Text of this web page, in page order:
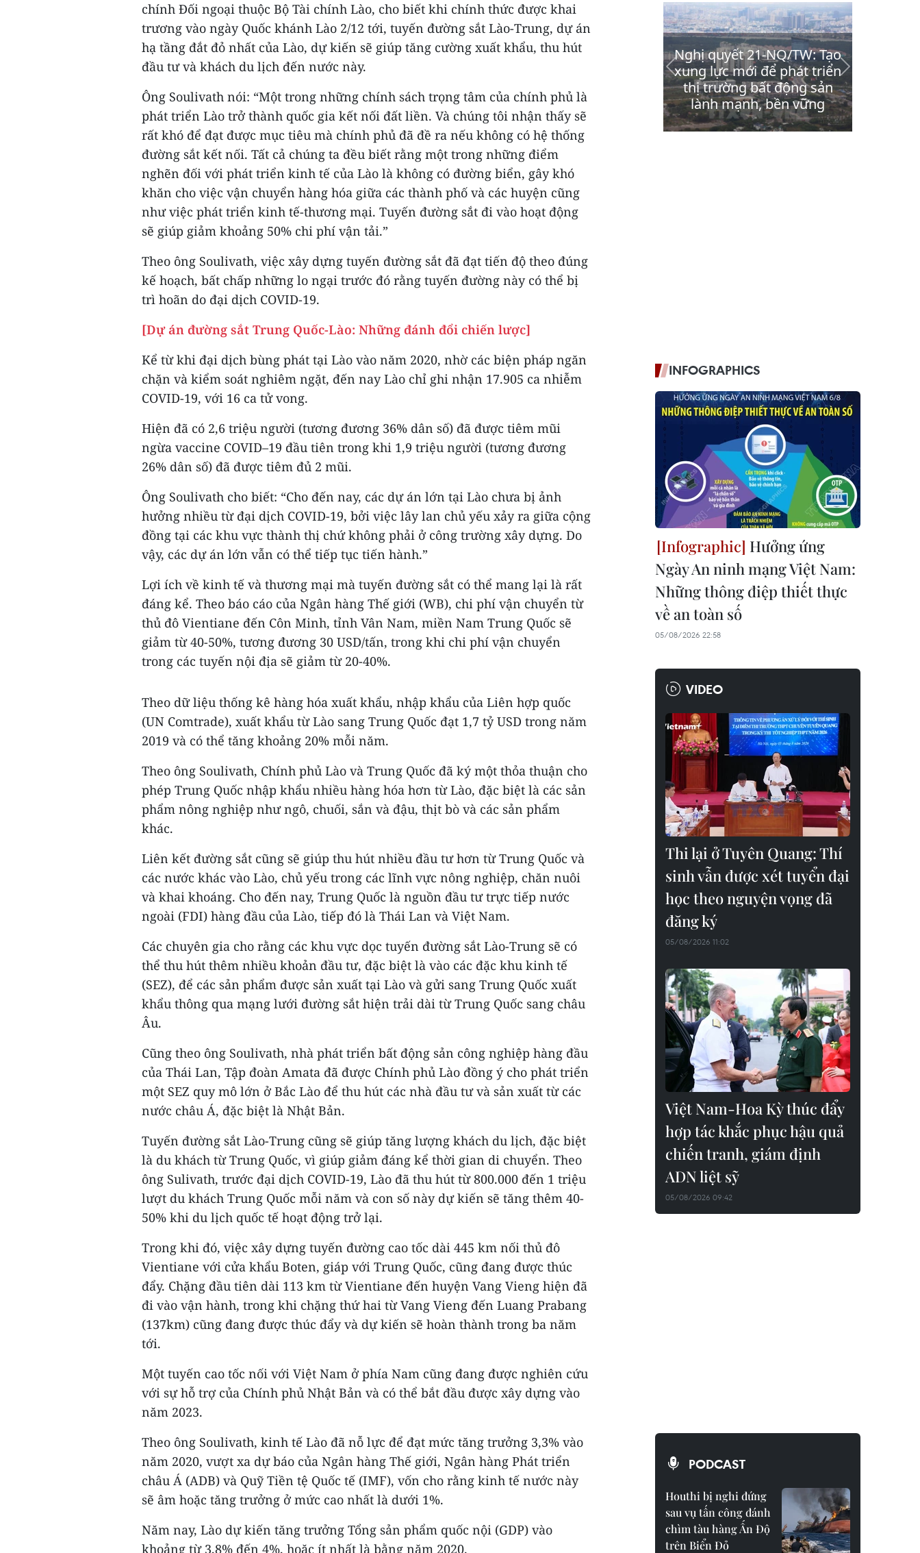
chính Đối ngoại thuộc Bộ Tài chính Lào, cho biết khi chính thức được khai
trương vào ngày Quốc khánh Lào 2/12 tới, tuyến đường sắt Lào-Trung, dự án
hạ tầng đắt đỏ nhất của Lào, dự kiến sẽ giúp tăng cường xuất khẩu, thu hút
đầu tư và khách du lịch đến nước này.
Ông Soulivath nói: “Một trong những chính sách trọng tâm của chính phủ là
phát triển Lào trở thành quốc gia kết nối đất liền. Và chúng tôi nhận thấy sẽ
rất khó để đạt được mục tiêu mà chính phủ đã đề ra nếu không có hệ thống
đường sắt kết nối. Tất cả chúng ta đều biết rằng một trong những điểm
nghẽn đối với phát triển kinh tế của Lào là không có đường biển, gây khó
khăn cho việc vận chuyển hàng hóa giữa các thành phố và các huyện cũng
như việc phát triển kinh tế-thương mại. Tuyến đường sắt đi vào hoạt động
sẽ giúp giảm khoảng 50% chi phí vận tải.”
Theo ông Soulivath, việc xây dựng tuyến đường sắt đã đạt tiến độ theo đúng
kế hoạch, bất chấp những lo ngại trước đó rằng tuyến đường này có thể bị
trì hoãn do đại dịch COVID-19.
[Dự án đường sắt Trung Quốc-Lào: Những đánh đổi chiến lược]
Kể từ khi đại dịch bùng phát tại Lào vào năm 2020, nhờ các biện pháp ngăn
chặn và kiểm soát nghiêm ngặt, đến nay Lào chỉ ghi nhận 17.905 ca nhiễm
COVID-19, với 16 ca tử vong.
Hiện đã có 2,6 triệu người (tương đương 36% dân số) đã được tiêm mũi
ngừa vaccine COVID–19 đầu tiên trong khi 1,9 triệu người (tương đương
26% dân số) đã được tiêm đủ 2 mũi.
Ông Soulivath cho biết: “Cho đến nay, các dự án lớn tại Lào chưa bị ảnh
hưởng nhiều từ đại dịch COVID-19, bởi việc lây lan chủ yếu xảy ra giữa cộng
đồng tại các khu vực thành thị chứ không phải ở công trường xây dựng. Do
vậy, các dự án lớn vẫn có thể tiếp tục tiến hành.”
Lợi ích về kinh tế và thương mại mà tuyến đường sắt có thể mang lại là rất
đáng kể. Theo báo cáo của Ngân hàng Thế giới (WB), chi phí vận chuyển từ
thủ đô Vientiane đến Côn Minh, tỉnh Vân Nam, miền Nam Trung Quốc sẽ
giảm từ 40-50%, tương đương 30 USD/tấn, trong khi chi phí vận chuyển
trong các tuyến nội địa sẽ giảm từ 20-40%.
Theo dữ liệu thống kê hàng hóa xuất khẩu, nhập khẩu của Liên hợp quốc
(UN Comtrade), xuất khẩu từ Lào sang Trung Quốc đạt 1,7 tỷ USD trong năm
2019 và có thể tăng khoảng 20% mỗi năm.
Theo ông Soulivath, Chính phủ Lào và Trung Quốc đã ký một thỏa thuận cho
phép Trung Quốc nhập khẩu nhiều hàng hóa hơn từ Lào, đặc biệt là các sản
phẩm nông nghiệp như ngô, chuối, sắn và đậu, thịt bò và các sản phẩm
khác.
Liên kết đường sắt cũng sẽ giúp thu hút nhiều đầu tư hơn từ Trung Quốc và
các nước khác vào Lào, chủ yếu trong các lĩnh vực nông nghiệp, chăn nuôi
và khai khoáng. Cho đến nay, Trung Quốc là nguồn đầu tư trực tiếp nước
ngoài (FDI) hàng đầu của Lào, tiếp đó là Thái Lan và Việt Nam.
Các chuyên gia cho rằng các khu vực dọc tuyến đường sắt Lào-Trung sẽ có
thể thu hút thêm nhiều khoản đầu tư, đặc biệt là vào các đặc khu kinh tế
(SEZ), để các sản phẩm được sản xuất tại Lào và gửi sang Trung Quốc xuất
khẩu thông qua mạng lưới đường sắt hiện trải dài từ Trung Quốc sang châu
Âu.
Cũng theo ông Soulivath, nhà phát triển bất động sản công nghiệp hàng đầu
của Thái Lan, Tập đoàn Amata đã được Chính phủ Lào đồng ý cho phát triển
một SEZ quy mô lớn ở Bắc Lào để thu hút các nhà đầu tư và sản xuất từ các
nước châu Á, đặc biệt là Nhật Bản.
Tuyến đường sắt Lào-Trung cũng sẽ giúp tăng lượng khách du lịch, đặc biệt
là du khách từ Trung Quốc, vì giúp giảm đáng kể thời gian di chuyển. Theo
ông Sulivath, trước đại dịch COVID-19, Lào đã thu hút từ 800.000 đến 1 triệu
lượt du khách Trung Quốc mỗi năm và con số này dự kiến sẽ tăng thêm 40-
50% khi du lịch quốc tế hoạt động trở lại.
Trong khi đó, việc xây dựng tuyến đường cao tốc dài 445 km nối thủ đô
Vientiane với cửa khẩu Boten, giáp với Trung Quốc, cũng đang được thúc
đẩy. Chặng đầu tiên dài 113 km từ Vientiane đến huyện Vang Vieng hiện đã
đi vào vận hành, trong khi chặng thứ hai từ Vang Vieng đến Luang Prabang
(137km) cũng đang được thúc đẩy và dự kiến sẽ hoàn thành trong ba năm
tới.
Một tuyến cao tốc nối với Việt Nam ở phía Nam cũng đang được nghiên cứu
với sự hỗ trợ của Chính phủ Nhật Bản và có thể bắt đầu được xây dựng vào
năm 2023.
Theo ông Soulivath, kinh tế Lào đã nỗ lực để đạt mức tăng trưởng 3,3% vào
năm 2020, vượt xa dự báo của Ngân hàng Thế giới, Ngân hàng Phát triển
châu Á (ADB) và Quỹ Tiền tệ Quốc tế (IMF), vốn cho rằng kinh tế nước này
sẽ âm hoặc tăng trưởng ở mức cao nhất là dưới 1%.
Năm nay, Lào dự kiến tăng trưởng Tổng sản phẩm quốc nội (GDP) vào
khoảng từ 3,8% đến 4%, hoặc ít nhất là bằng năm 2020.
INFOGRAPHICS
Hưởng ứng
Ngày An ninh mạng Việt Nam:
Những thông điệp thiết thực
về an toàn số
05/08/2026 22:58
VIDEO
Thi lại ở Tuyên Quang: Thí
sinh vẫn được xét tuyển đại
học theo nguyện vọng đã
đăng ký
05/08/2026 11:02
Việt Nam-Hoa Kỳ thúc đẩy
hợp tác khắc phục hậu quả
chiến tranh, giám định
ADN liệt sỹ
05/08/2026 09:42
PODCAST
Houthi bị nghi đứng
sau vụ tấn công đánh
chìm tàu hàng Ấn Độ
trên Biển Đỏ